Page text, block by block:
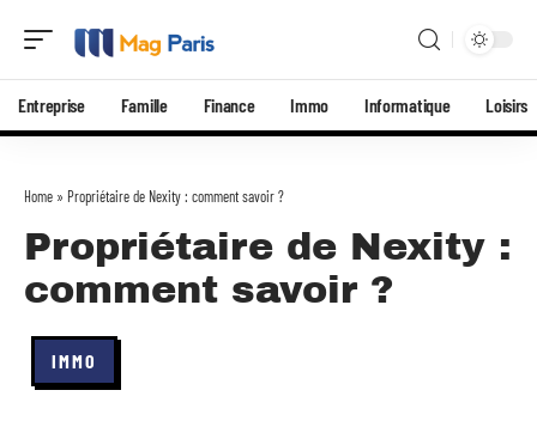
Entreprise Famille Finance Immo Informatique Loisirs
Home » Propriétaire de Nexity : comment savoir ?
Propriétaire de Nexity :
comment savoir ?
IMMO